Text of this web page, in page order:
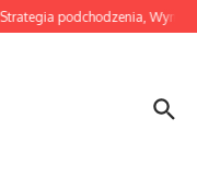
podchodzenia,